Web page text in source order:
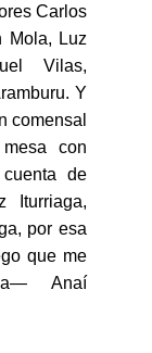
Carlos
Mola, Luz
Vilas,
Y
comensal
con
de
Iturriaga,
por esa
que me
Anaí